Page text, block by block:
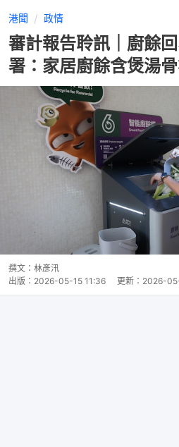
港聞 政情
審計報告聆訊｜廚餘
署：家居廚餘含煲湯
撰文： 林彥汛
出版： 2026-05-15 11:36 更新： 2026-